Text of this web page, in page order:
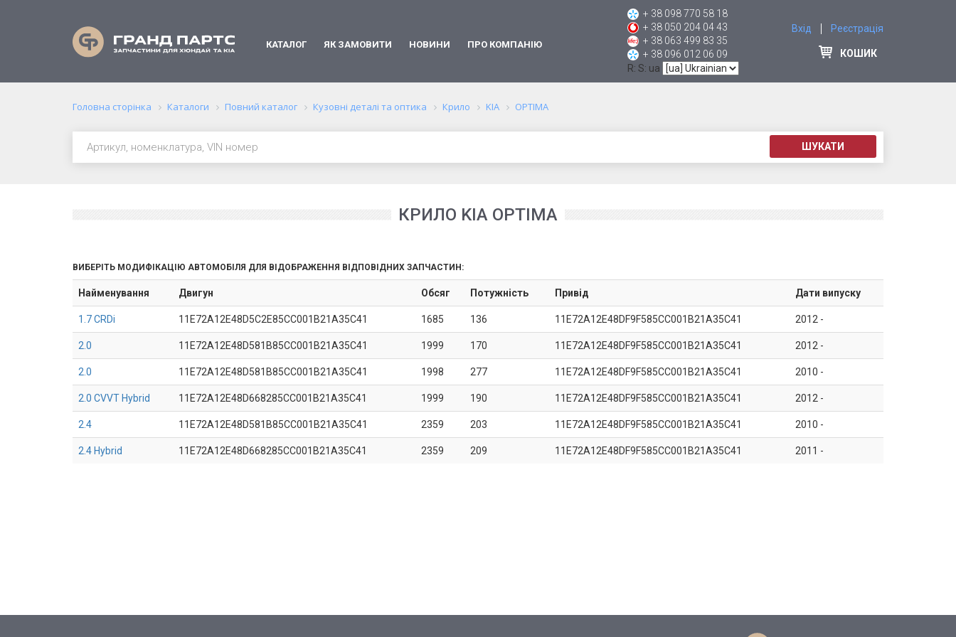
КАТАЛОГ ЯК ЗАМОВИТИ НОВИНИ ПРО КОМПАНІЮ
+ 38 098 770 58 18
+ 38 050 204 04 43
+ 38 063 499 83 35
+ 38 096 012 06 09
R: S: ua
Вхід Реєстрація
КОШИК
Головна сторінка Каталоги Повний каталог Кузовні деталі та оптика Крило KIA OPTIMA
ШУКАТИ
КРИЛО KIA OPTIMA
ВИБЕРІТЬ МОДИФІКАЦІЮ АВТОМОБІЛЯ ДЛЯ ВІДОБРАЖЕННЯ ВІДПОВІДНИХ ЗАПЧАСТИН:
Найменування Двигун Обсяг Потужність Привід Дати випуску
1.7 CRDi 11E72A12E48D5C2E85CC001B21A35C41 1685 136 11E72A12E48DF9F585CC001B21A35C41 2012 -
2.0 11E72A12E48D581B85CC001B21A35C41 1999 170 11E72A12E48DF9F585CC001B21A35C41 2012 -
2.0 11E72A12E48D581B85CC001B21A35C41 1998 277 11E72A12E48DF9F585CC001B21A35C41 2010 -
2.0 CVVT Hybrid 11E72A12E48D668285CC001B21A35C41 1999 190 11E72A12E48DF9F585CC001B21A35C41 2012 -
2.4 11E72A12E48D581B85CC001B21A35C41 2359 203 11E72A12E48DF9F585CC001B21A35C41 2010 -
2.4 Hybrid 11E72A12E48D668285CC001B21A35C41 2359 209 11E72A12E48DF9F585CC001B21A35C41 2011 -